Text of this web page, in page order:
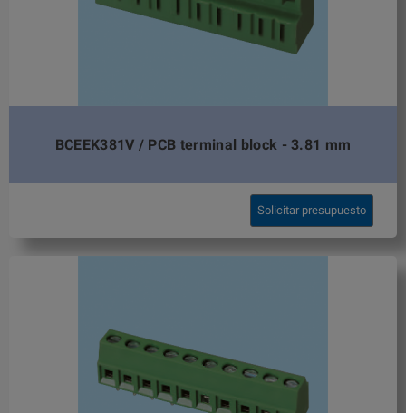
BCEEK381V / PCB terminal block - 3.81 mm
Solicitar presupuesto